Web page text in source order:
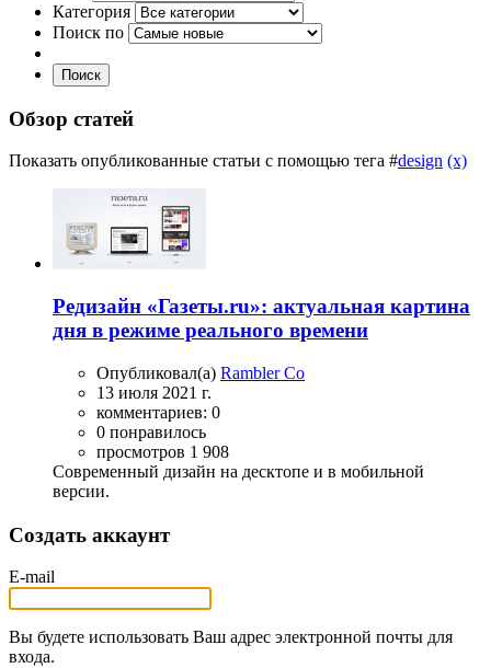
Категория
Поиск по
Поиск
Обзор статей
Показать опубликованные статьи с помощью тега #design (x)
Редизайн «Газеты.ru»: актуальная картина
дня в режиме реального времени
Опубликовал(а) Rambler Co
13 июля 2021 г.
комментариев: 0
0 понравилось
просмотров 1 908
Современный дизайн на десктопе и в мобильной
версии.
Создать аккаунт
E-mail
Вы будете использовать Ваш адрес электронной почты для
входа.